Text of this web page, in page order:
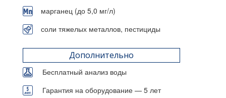
марганец (до 5,0 мг/л)
соли тяжелых металлов, пестициды
Дополнительно
Бесплатный анализ воды
Гарантия на оборудование — 5 лет